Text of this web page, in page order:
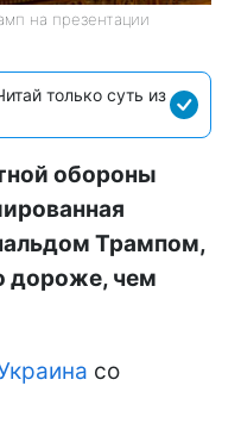
на презентации
только суть из
обороны
Трампом,
дороже, чем
со